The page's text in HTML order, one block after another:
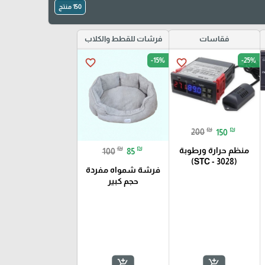
150 منتج
فقاسات
favorite_border -25%
200 ₪ 150 ₪
منظم حرارة ورطوبة
(STC - 3028)
فرشات للقطط والكلاب
favorite_border -15%
100 ₪ 85 ₪
فرشة شمواه مفردة
حجم كبير